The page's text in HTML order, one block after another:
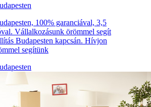
100% garanciával, 3,5
Vállalkozásunk örömmel segít
Budapesten kapcsán. Hívjon
segítünk